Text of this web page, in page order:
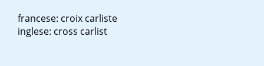
francese: croix carliste
inglese: cross carlist